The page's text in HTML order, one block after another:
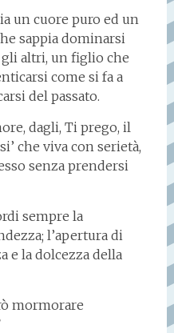
un cuore puro ed un
sappia dominarsi
altri, un figlio che
come si fa a
del passato.
dagli, Ti prego, il
che viva con serietà,
senza prendersi
sempre la
l’apertura di
e la dolcezza della
mormorare